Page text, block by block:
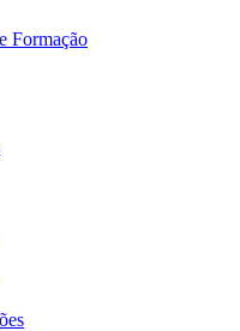
Formação